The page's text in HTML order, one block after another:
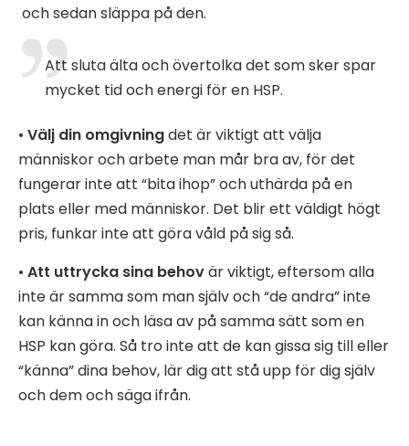
och sedan släppa på den.
Att sluta älta och övertolka det som sker spar
mycket tid och energi för en HSP.
• Välj din omgivningdet är viktigt att välja
människor och arbete man mår bra av, för det
fungerar inte att “bita ihop” och uthärda på en
plats eller med människor. Det blir ett väldigt högt
pris, funkar inte att göra våld på sig så.
• Att uttrycka sina behovär viktigt, eftersom alla
inte är samma som man själv och “de andra” inte
kan känna in och läsa av på samma sätt som en
HSP kan göra. Så tro inte att de kan gissa sig till eller
“känna” dina behov, lär dig att stå upp för dig själv
och dem och säga ifrån.